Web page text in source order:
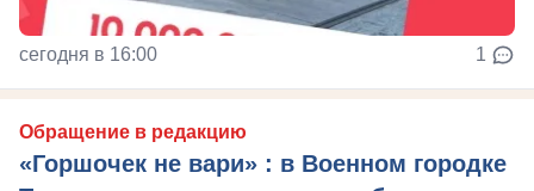
сегодня в 16:00 1
Обращение в редакцию
«Горшочек не вари» : в Военном городке